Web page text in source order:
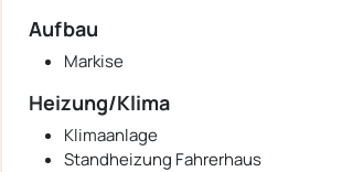
Aufbau
Markise
Heizung/Klima
Klimaanlage
Standheizung Fahrerhaus